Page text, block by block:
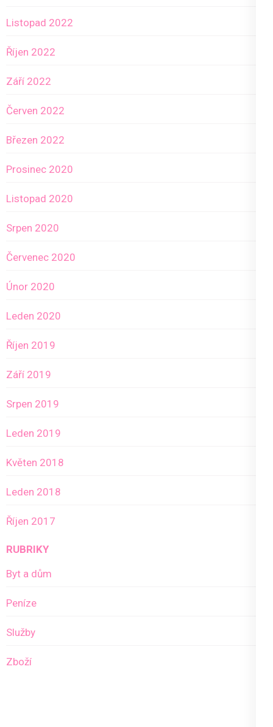
Listopad 2022
Říjen 2022
Září 2022
Červen 2022
Březen 2022
Prosinec 2020
Listopad 2020
Srpen 2020
Červenec 2020
Únor 2020
Leden 2020
Říjen 2019
Září 2019
Srpen 2019
Leden 2019
Květen 2018
Leden 2018
Říjen 2017
RUBRIKY
Byt a dům
Peníze
Služby
Zboží